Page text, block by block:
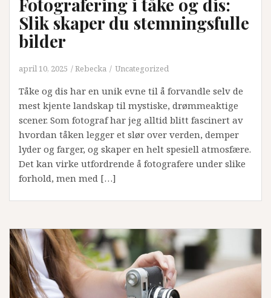
Slik skaper du stemningsfulle
bilder
april 10, 2025 Rebecka Uncategorized
Tåke og dis har en unik evne til å forvandle selv de
mest kjente landskap til mystiske, drømmeaktige
scener. Som fotograf har jeg alltid blitt fascinert av
hvordan tåken legger et slør over verden, demper
lyder og farger, og skaper en helt spesiell atmosfære.
Det kan virke utfordrende å fotografere under slike
forhold, men med […]